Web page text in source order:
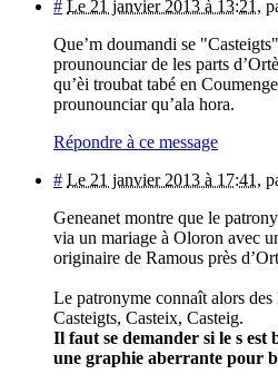
# Le 21 janvier 2013 à 13:21 ,
Que’m doumandi se
prounounciar de les parts
qu’èi troubat tabé en
prounounciar qu’ala hora.
Répondre à ce message
# Le 21 janvier 2013 à 17:41 ,
Geneanet montre que le
via un mariage à Oloron avec
originaire de Ramous près
Le patronyme connaît alors des
Casteigts, Casteix, Casteig.
Il faut se demander si le s
une graphie aberrante pour